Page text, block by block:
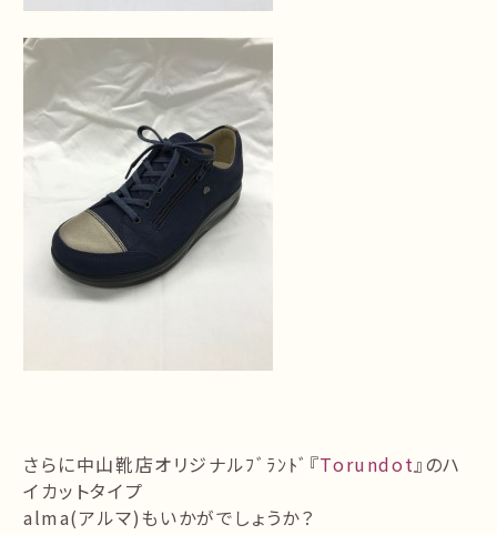
さらに中山靴店オリジナルﾌﾞﾗﾝﾄﾞ 『Torundot』のハ
イカットタイプ
alma(アルマ)もいかがでしょうか？